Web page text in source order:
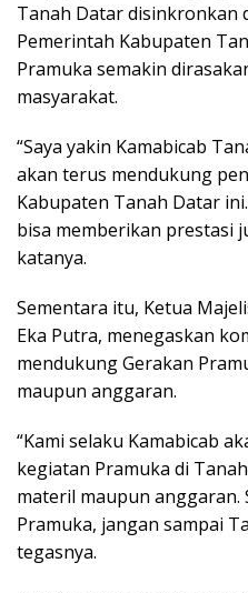
Tanah Datar disinkronkan
Pemerintah Kabupaten
Pramuka semakin
masyarakat.
“Saya yakin Kamabicab
akan terus mendukung
Kabupaten Tanah Datar
bisa memberikan prestasi
katanya.
Sementara itu, Ketua
Eka Putra, menegaskan
mendukung Gerakan
maupun anggaran.
“Kami selaku Kamabicab
kegiatan Pramuka di
materil maupun anggaran.
Pramuka, jangan sampai
tegasnya.